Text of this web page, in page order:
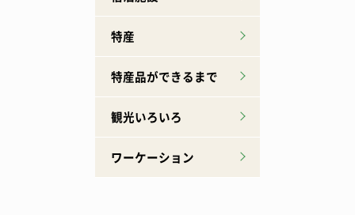
特産
特産品ができるまで
観光いろいろ
ワーケーション